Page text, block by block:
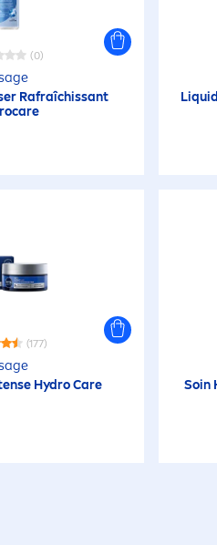
(0)
Rafraîchissant
care
Liq
(177)
HydroCare
Soin